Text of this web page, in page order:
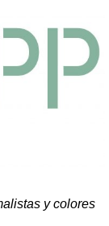
y colores